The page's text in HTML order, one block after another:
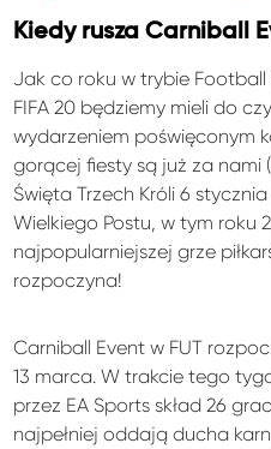
Kiedy rusza Carniball
Jak co roku w trybie
FIFA 20 będziemy mieli do
wydarzeniem poświęconym
gorącej fiesty są już za
Święta Trzech Króli 6
Wielkiego Postu, w tym roku
najpopularniejszej grze
rozpoczyna!
Carniball Event w FUT
13 marca. W trakcie tego
przez EA Sports skład 26
najpełniej oddają ducha